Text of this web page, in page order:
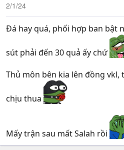
2/1/24
Đá hay quá, phối hợp ban bật
sút phải đến 30 quả ấy chứ
Thủ môn bên kia lên đồng
chịu thua
Mấy trận sau mất Salah rồi